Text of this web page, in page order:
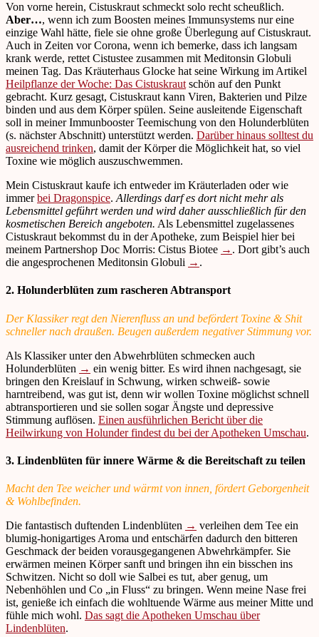
Von vorne herein, Cistuskraut schmeckt solo recht scheußlich.
Aber…, wenn ich zum Boosten meines Immunsystems nur eine
einzige Wahl hätte, fiele sie ohne große Überlegung auf Cistuskraut.
Auch in Zeiten vor Corona, wenn ich bemerke, dass ich langsam
krank werde, rettet Cistustee zusammen mit Meditonsin Globuli
meinen Tag. Das Kräuterhaus Glocke hat seine Wirkung im Artikel
Heilpflanze der Woche: Das Cistuskraut schön auf den Punkt
gebracht. Kurz gesagt, Cistuskraut kann Viren, Bakterien und Pilze
binden und aus dem Körper spülen. Seine ausleitende Eigenschaft
soll in meiner Immunbooster Teemischung von den Holunderblüten
(s. nächster Abschnitt) unterstützt werden. Darüber hinaus solltest du
ausreichend trinken, damit der Körper die Möglichkeit hat, so viel
Toxine wie möglich auszuschwemmen.
Mein Cistuskraut kaufe ich entweder im Kräuterladen oder wie
immerbei Dragonspice. Allerdings darf es dort nicht mehr als
Lebensmittel geführt werden und wird daher ausschließlich für den
kosmetischen Bereich angeboten. Als Lebensmittel zugelassenes
Cistuskraut bekommst du in der Apotheke, zum Beispiel hier bei
meinem Partnershop Doc Morris: Cistus Biotee → . Dort gibt’s auch
die angesprochenen Meditonsin Globuli → .
2. Holunderblüten zum rascheren Abtransport
Der Klassiker regt den Nierenfluss an und befördert Toxine & Shit
schneller nach draußen. Beugen außerdem negativer Stimmung vor.
Als Klassiker unter den Abwehrblüten schmecken auch
Holunderblüten → ein wenig bitter. Es wird ihnen nachgesagt, sie
bringen den Kreislauf in Schwung, wirken schweiß- sowie
harntreibend, was gut ist, denn wir wollen Toxine möglichst schnell
abtransportieren und sie sollen sogar Ängste und depressive
Stimmung auflösen. Einen ausführlichen Bericht über die
Heilwirkung von Holunder findest du bei der Apotheken Umschau.
3. Lindenblüten für innere Wärme & die Bereitschaft zu teilen
Macht den Tee weicher und wärmt von innen, fördert Geborgenheit
& Wohlbefinden.
Die fantastisch duftenden Lindenblüten → verleihen dem Tee ein
blumig-honigartiges Aroma und entschärfen dadurch den bitteren
Geschmack der beiden vorausgegangenen Abwehrkämpfer. Sie
erwärmen meinen Körper sanft und bringen ihn ein bisschen ins
Schwitzen. Nicht so doll wie Salbei es tut, aber genug, um
Nebenhöhlen und Co „in Fluss“ zu bringen. Wenn meine Nase frei
ist, genieße ich einfach die wohltuende Wärme aus meiner Mitte und
fühle mich wohl. Das sagt die Apotheken Umschau über
Lindenblüten.